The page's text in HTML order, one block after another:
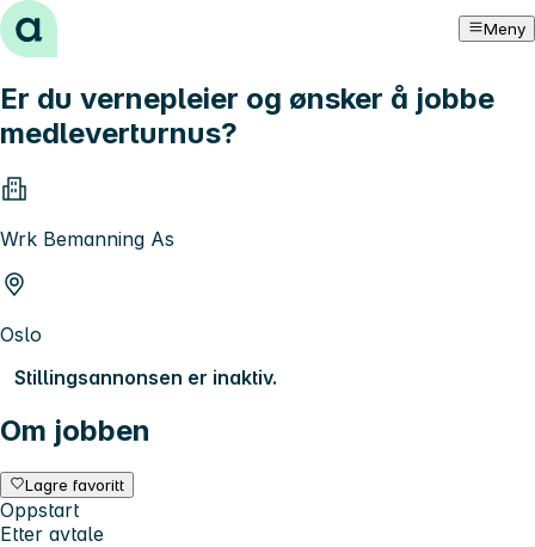
Hopp til innhold Meny
Er du vernepleier og ønsker å jobbe
medleverturnus?
Wrk Bemanning As
Oslo
Stillingsannonsen er inaktiv.
Om jobben
Lagre favoritt
Oppstart
Etter avtale